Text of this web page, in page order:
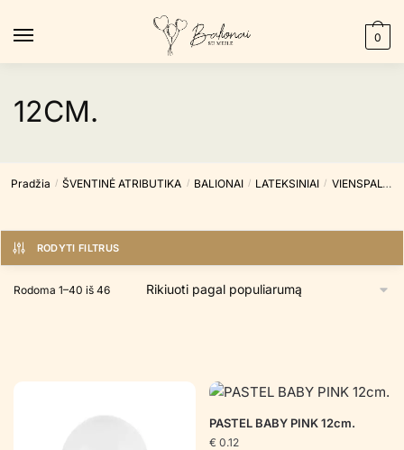
0
12CM.
Pradžia / ŠVENTINĖ ATRIBUTIKA / BALIONAI / LATEKSINIAI / VIENSPALVIAI
RODYTI FILTRUS
Rodoma 1–40 iš 46Rūšiuojama
PASTEL BABY PINK 12cm.
€ 0.12